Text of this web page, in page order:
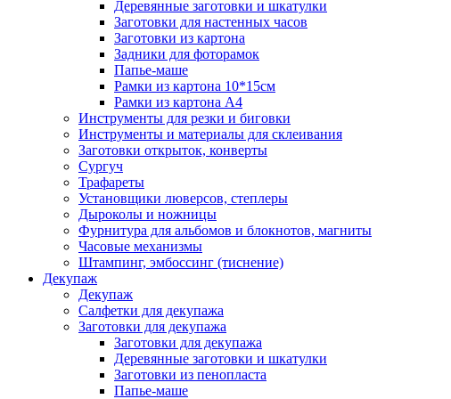
Деревянные заготовки и шкатулки
Заготовки для настенных часов
Заготовки из картона
Задники для фоторамок
Папье-маше
Рамки из картона 10*15см
Рамки из картона А4
Инструменты для резки и биговки
Инструменты и материалы для склеивания
Заготовки открыток, конверты
Сургуч
Трафареты
Установщики люверсов, степлеры
Дыроколы и ножницы
Фурнитура для альбомов и блокнотов, магниты
Часовые механизмы
Штампинг, эмбоссинг (тиснение)
Декупаж
Декупаж
Салфетки для декупажа
Заготовки для декупажа
Заготовки для декупажа
Деревянные заготовки и шкатулки
Заготовки из пенопласта
Папье-маше